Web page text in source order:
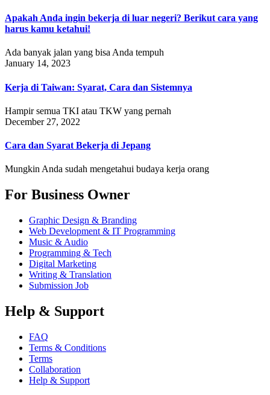
Apakah Anda ingin bekerja di luar negeri? Berikut cara yang
harus kamu ketahui!
Ada banyak jalan yang bisa Anda tempuh
January 14, 2023
Kerja di Taiwan: Syarat, Cara dan Sistemnya
Hampir semua TKI atau TKW yang pernah
December 27, 2022
Cara dan Syarat Bekerja di Jepang
Mungkin Anda sudah mengetahui budaya kerja orang
For Business Owner
Graphic Design & Branding
Web Development & IT Programming
Music & Audio
Programming & Tech
Digital Marketing
Writing & Translation
Submission Job
Help & Support
FAQ
Terms & Conditions
Terms
Collaboration
Help & Support